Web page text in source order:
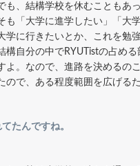
も、結構学校を休むこともあ
も「大学に進学したい」「大
学に行きたいとか、これを勉
構自分の中でRYUTistの占め
よ。なので、進路を決めるの
ので、ある程度範囲を広げる
たんですね。